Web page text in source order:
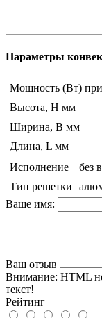
Параметры
Мощность (Вт)
Высота, H мм
Ширина, B мм
Длина, L мм
Исполнение
без
Тип решетки
Ваше имя:
Ваш отзыв
Внимание: HTML
текст!
Рейтинг